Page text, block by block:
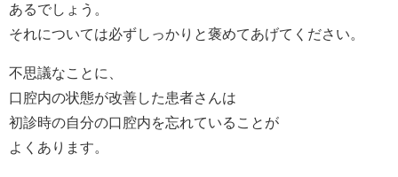
あるでしょう。
それについては必ずしっかりと褒めてあげてください。
不思議なことに、
口腔内の状態が改善した患者さんは
初診時の自分の口腔内を忘れていることが
よくあります。